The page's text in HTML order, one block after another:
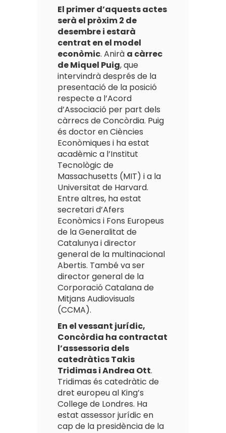
El primer d’aquests actes
serà el pròxim 2 de
desembre i estarà
centrat en el model
econòmic. Anirà a càrrec
de Miquel Puig, que
intervindrà després de la
presentació de la posició
respecte a l’Acord
d’Associació per part dels
càrrecs de Concòrdia. Puig
és doctor en Ciències
Econòmiques i ha estat
acadèmic a l’Institut
Tecnològic de
Massachusetts (MIT) i a la
Universitat de Harvard.
Entre altres, ha estat
secretari d’Afers
Econòmics i Fons Europeus
de la Generalitat de
Catalunya i director
general de la multinacional
Abertis. També va ser
director general de la
Corporació Catalana de
Mitjans Audiovisuals
(CCMA).
En el vessant jurídic,
Concòrdia ha contractat
l’assessoria dels
catedràtics Takis
Tridimas i Andrea Ott.
Tridimas és catedràtic de
dret europeu al King’s
College de Londres. Ha
estat assessor jurídic en
cap de la presidència de la